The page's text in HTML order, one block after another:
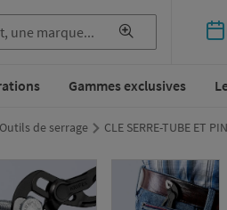
Gammes exclusives
Outils de serrage CLE SERRE-TUBE ET